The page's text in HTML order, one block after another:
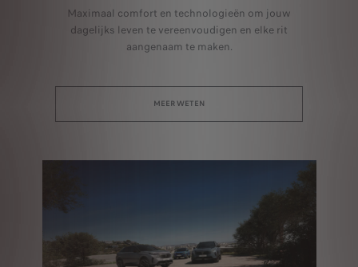
dagelijks leven te vereenvoudigen en elke rit
aangenaam te maken.